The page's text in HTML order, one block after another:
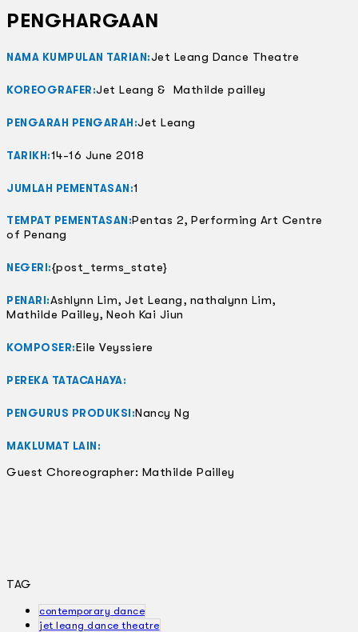
PENGHARGAAN
NAMA KUMPULAN TARIAN:Jet Leang Dance Theatre
KOREOGRAFER:Jet Leang & Mathilde pailley
PENGARAH PENGARAH:Jet Leang
TARIKH:14-16 June 2018
JUMLAH PEMENTASAN:1
TEMPAT PEMENTASAN:Pentas 2, Performing Art Centre
of Penang
NEGERI:{post_terms_state}
PENARI:Ashlynn Lim, Jet Leang, nathalynn Lim,
Mathilde Pailley, Neoh Kai Jiun
KOMPOSER:Eile Veyssiere
PEREKA TATACAHAYA:
PENGURUS PRODUKSI:Nancy Ng
MAKLUMAT LAIN:
Guest Choreographer: Mathilde Pailley
TAG
contemporary dance
jet leang dance theatre